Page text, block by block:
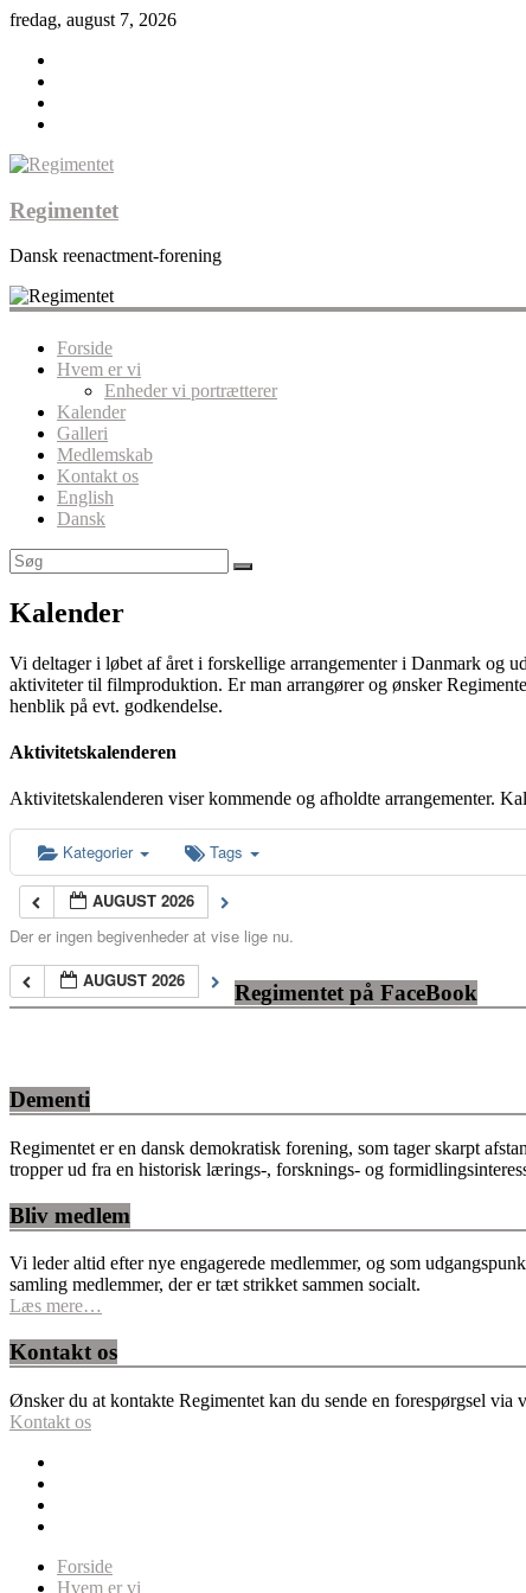
fredag, august 7, 2026
Regimentet
Dansk reenactment-forening
Forside
Hvem er vi
Enheder vi portrætterer
Kalender
Galleri
Medlemskab
Kontakt os
English
Dansk
Kalender
Vi deltager i løbet af året i forskellige arrangementer i Danmark og
aktiviteter til filmproduktion. Er man arrangører og ønsker
henblik på evt. godkendelse.
Aktivitetskalenderen
Aktivitetskalenderen viser kommende og afholdte arrangementer.
Kategorier Tags
AUGUST 2026
Der er ingen begivenheder at vise lige nu.
AUGUST 2026
Regimentet på FaceBook
Dementi
Regimentet er en dansk demokratisk forening, som tager skarpt
tropper ud fra en historisk lærings-, forsknings- og
Bliv medlem
Vi leder altid efter nye engagerede medlemmer, og som
samling medlemmer, der er tæt strikket sammen socialt.
Læs mere…
Kontakt os
Ønsker du at kontakte Regimentet kan du sende en forespørgsel
Kontakt os
Forside
Hvem er vi